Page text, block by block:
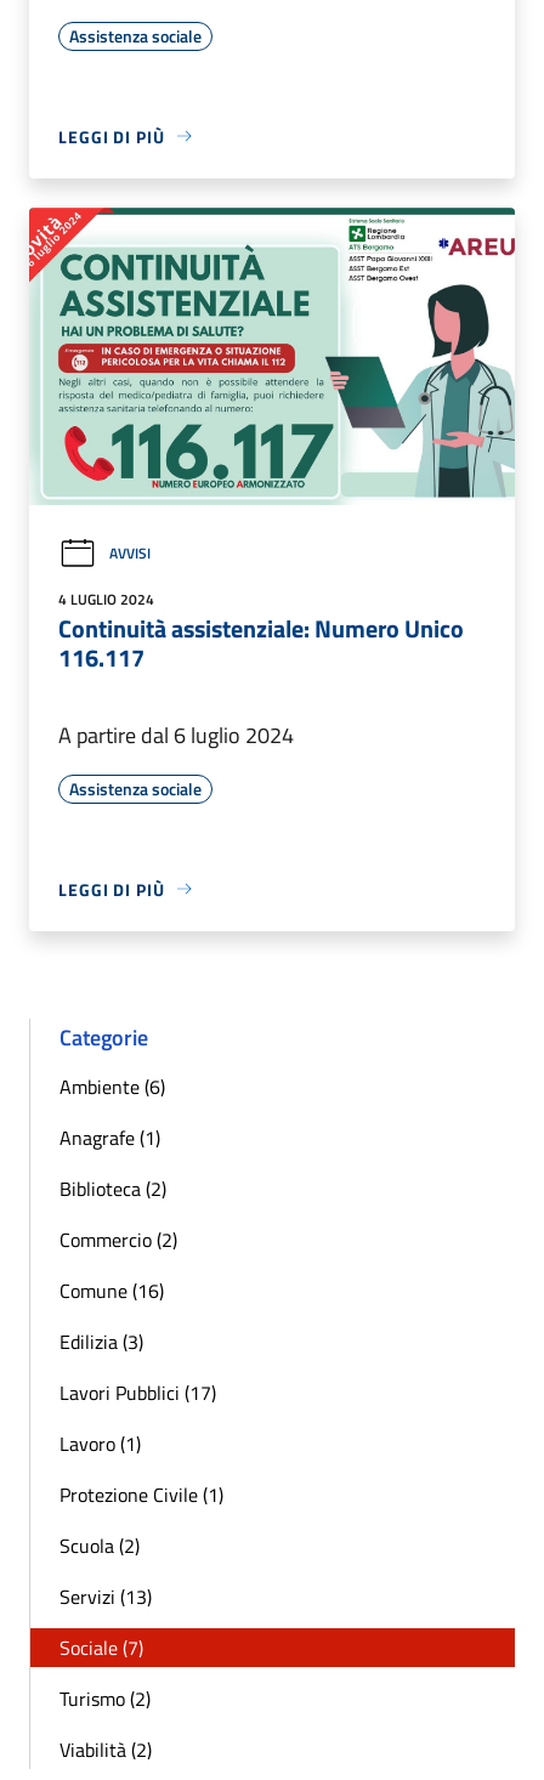
Assistenza sociale
LEGGI DI PIÙ
AVVISI
4 LUGLIO 2024
Continuità assistenziale: Numero Unico
116.117
A partire dal 6 luglio 2024
Assistenza sociale
LEGGI DI PIÙ
Categorie
Ambiente (6)
Anagrafe (1)
Biblioteca (2)
Commercio (2)
Comune (16)
Edilizia (3)
Lavori Pubblici (17)
Lavoro (1)
Protezione Civile (1)
Scuola (2)
Servizi (13)
Sociale (7)
Turismo (2)
Viabilità (2)